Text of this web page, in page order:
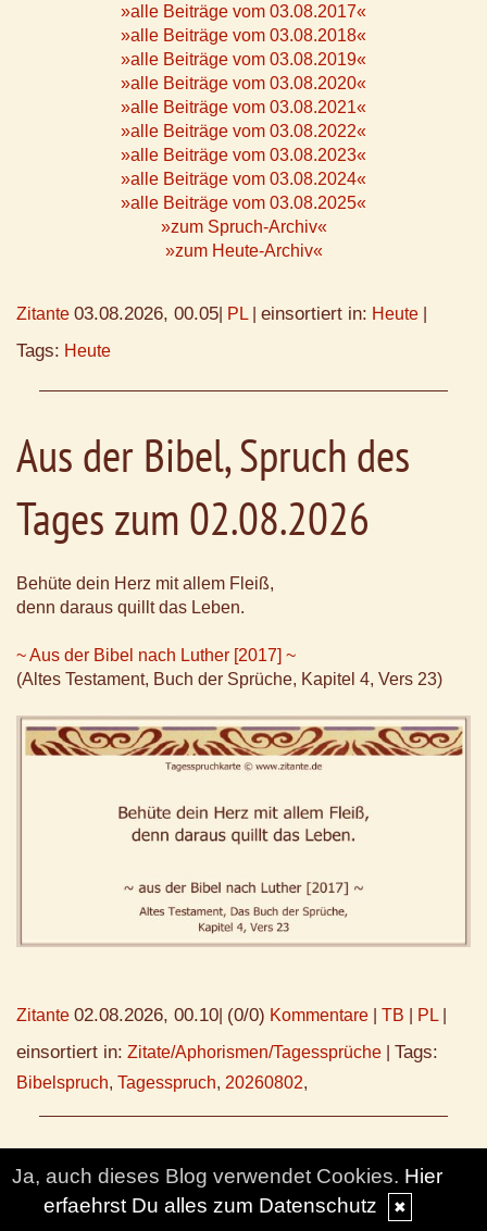
»alle Beiträge vom 03.08.2017«
»alle Beiträge vom 03.08.2018«
»alle Beiträge vom 03.08.2019«
»alle Beiträge vom 03.08.2020«
»alle Beiträge vom 03.08.2021«
»alle Beiträge vom 03.08.2022«
»alle Beiträge vom 03.08.2023«
»alle Beiträge vom 03.08.2024«
»alle Beiträge vom 03.08.2025«
»zum Spruch-Archiv«
»zum Heute-Archiv«
Zitante 03.08.2026, 00.05 PL einsortiert in: Heute
Tags: Heute
Aus der Bibel, Spruch des
Tages zum 02.08.2026
Behüte dein Herz mit allem Fleiß,
denn daraus quillt das Leben.
~ Aus der Bibel nach Luther [2017] ~
(Altes Testament, Buch der Sprüche, Kapitel 4, Vers 23)
Zitante 02.08.2026, 00.10 (0/0) Kommentare TB PL
einsortiert in: Zitate/Aphorismen/Tagessprüche Tags:
Bibelspruch, Tagesspruch, 20260802,
Heute, 02.08.2026
Ja, auch dieses Blog verwendet Cookies. Hier
erfaehrst Du alles zum Datenschutz
✖